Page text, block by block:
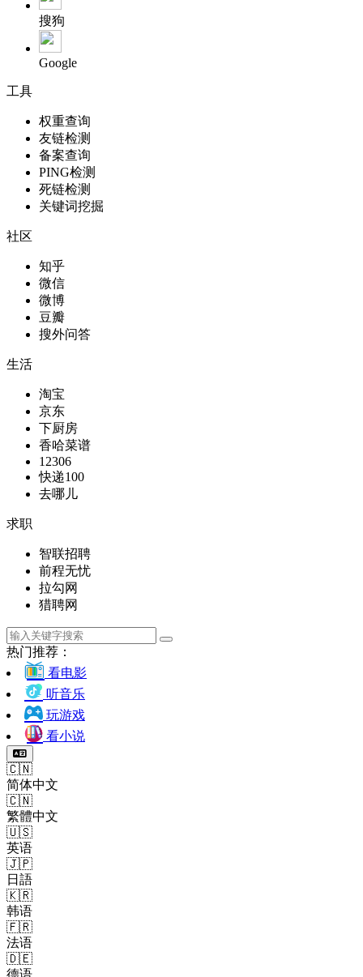
搜狗
Google
工具
权重查询
友链检测
备案查询
PING检测
死链检测
关键词挖掘
社区
知乎
微信
微博
豆瓣
搜外问答
生活
淘宝
京东
下厨房
香哈菜谱
12306
快递100
去哪儿
求职
智联招聘
前程无忧
拉勾网
猎聘网
热门推荐：
看电影
听音乐
玩游戏
看小说
🇨🇳
简体中文
🇨🇳
繁體中文
🇺🇸
英语
🇯🇵
日語
🇰🇷
韩语
🇫🇷
法语
🇩🇪